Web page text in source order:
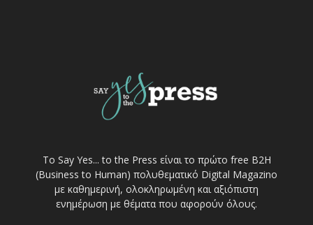
Το Say Yes... to the Press είναι το πρώτο free Β2Η
(Business to Human) πολυθεματικό Digital Magazino
με καθημερινή, ολοκληρωμένη και αξιόπιστη
ενημέρωση με θέματα που αφορούν όλους.